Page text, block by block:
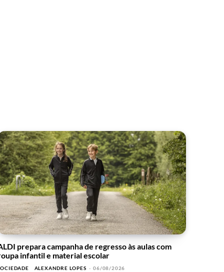
prepara campanha de regresso às aulas com
infantil e material escolar
ALEXANDRE LOPES - 06/08/2026